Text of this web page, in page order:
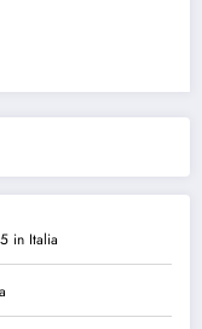
in Italia